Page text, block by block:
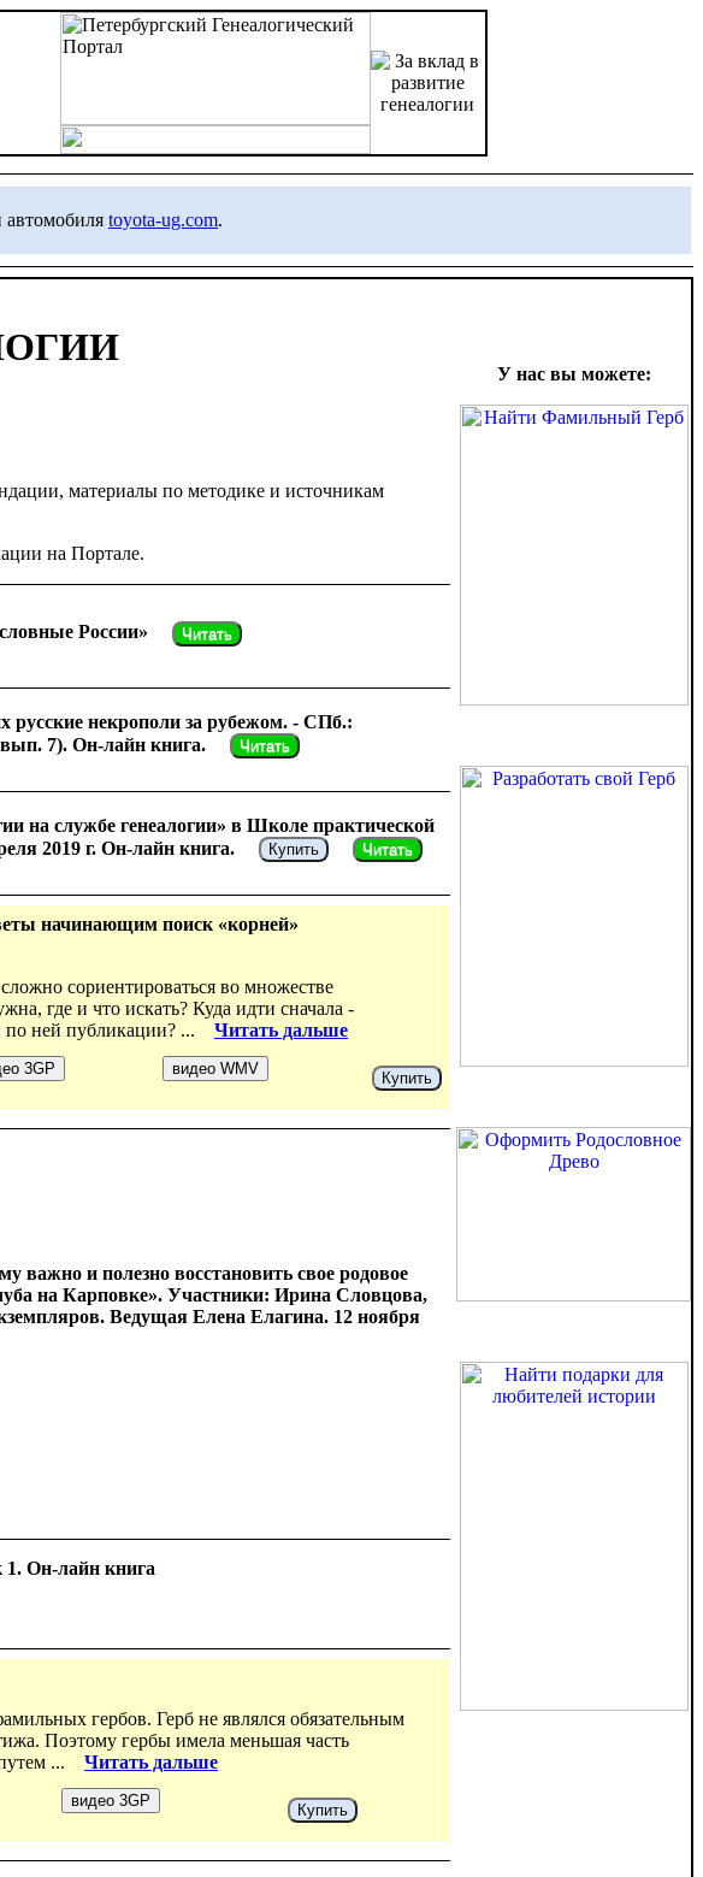
автомобиля toyota-ug.com.
У нас вы можете:
материалы по методике и источникам
на Портале.
России» Читать
некрополи за рубежом. - СПб.:
вып. 7). Он-лайн книга.
Читать
на службе генеалогии» в Школе практической
2019 г. Он-лайн книга.
Купить Читать
начинающим поиск «корней»
сориентироваться во множестве
где и что искать? Куда идти сначала -
по ней публикации? ... Читать дальше
Купить
важно и полезно восстановить свое родовое
на Карповке». Участники: Ирина Словцова,
Ведущая Елена Елагина. 12 ноября
1. Он-лайн книга
гербов. Герб не являлся обязательным
Поэтому гербы имела меньшая часть
... Читать дальше
Купить